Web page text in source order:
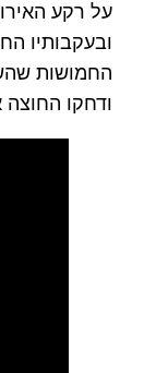
על רקע
ובעקבותיו
החמושות
ודחקו